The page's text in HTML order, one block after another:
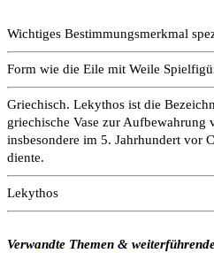
Wichtiges Bestimmungsmerkmal
Form wie die Eile mit Weile
Griechisch. Lekythos ist die
griechische Vase zur
insbesondere im 5. Jahrhundert vor
diente.
Lekythos
Verwandte Themen &